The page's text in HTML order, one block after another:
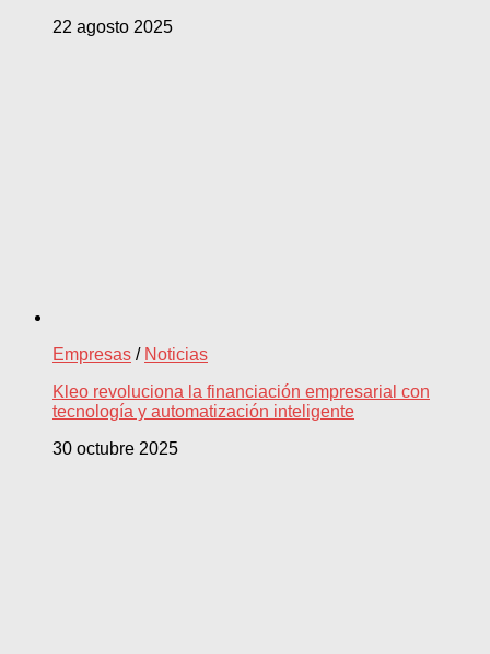
22 agosto 2025
Empresas / Noticias
Kleo revoluciona la financiación empresarial con
tecnología y automatización inteligente
30 octubre 2025